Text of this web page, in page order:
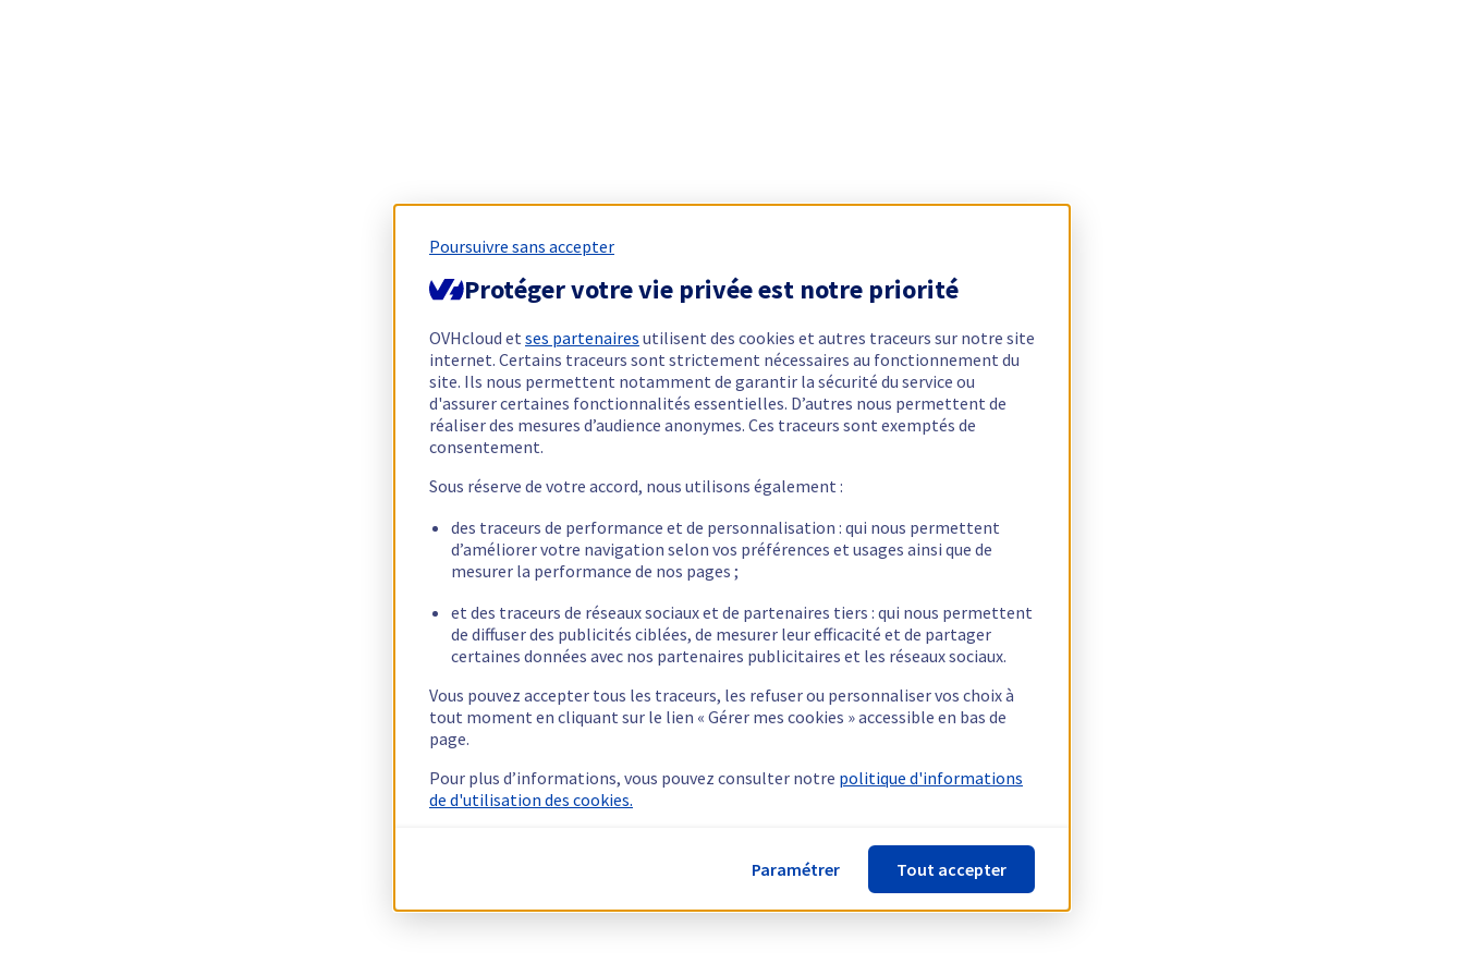
Poursuivre sans accepter
Protéger votre vie privée est notre priorité
OVHcloud et ses partenaires utilisent des cookies et autres traceurs sur notre site
internet. Certains traceurs sont strictement nécessaires au fonctionnement du
site. Ils nous permettent notamment de garantir la sécurité du service ou
d'assurer certaines fonctionnalités essentielles. D’autres nous permettent de
réaliser des mesures d’audience anonymes. Ces traceurs sont exemptés de
consentement.
Sous réserve de votre accord, nous utilisons également :
des traceurs de performance et de personnalisation : qui nous permettent
d’améliorer votre navigation selon vos préférences et usages ainsi que de
mesurer la performance de nos pages ;
et des traceurs de réseaux sociaux et de partenaires tiers : qui nous permettent
de diffuser des publicités ciblées, de mesurer leur efficacité et de partager
certaines données avec nos partenaires publicitaires et les réseaux sociaux.
Vous pouvez accepter tous les traceurs, les refuser ou personnaliser vos choix à
tout moment en cliquant sur le lien « Gérer mes cookies » accessible en bas de
page.
Pour plus d’informations, vous pouvez consulter notre politique d'informations
de d'utilisation des cookies.
Paramétrer Tout accepter